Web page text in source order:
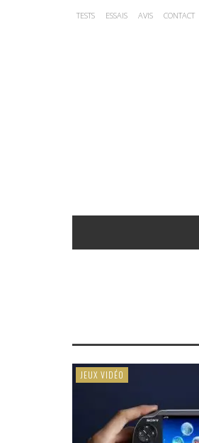
TESTS ESSAIS AVIS CONTACT
JEUX VIDÉO